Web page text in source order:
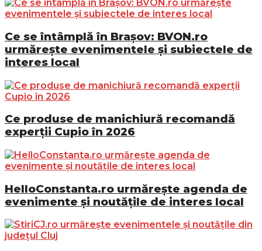
Ce se întâmplă în Brașov: BVON.ro
urmărește evenimentele și subiectele de
interes local
Ce produse de manichiură recomandă
experții Cupio în 2026
HelloConstanta.ro urmărește agenda de
evenimente și noutățile de interes local